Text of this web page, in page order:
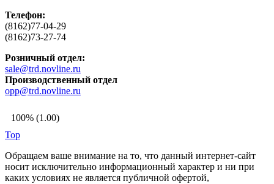
Телефон:
(8162)77-04-29
(8162)73-27-74
Розничный отдел:
sale@trd.novline.ru
Производственный отдел
opp@trd.novline.ru
100% (1.00)
Top
Обращаем ваше внимание на то, что данный интернет-сайт
носит исключительно информационный характер и ни при
каких условиях не является публичной офертой,